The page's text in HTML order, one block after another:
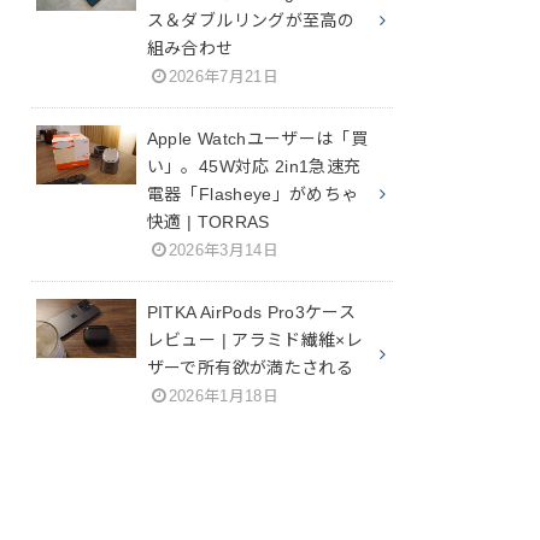
ス＆ダブルリングが至高の
組み合わせ
2026年7月21日
Apple Watchユーザーは「買
い」。45W対応 2in1急速充
電器「Flasheye」がめちゃ
快適 | TORRAS
2026年3月14日
PITKA AirPods Pro3ケース
レビュー | アラミド繊維×レ
ザーで所有欲が満たされる
2026年1月18日